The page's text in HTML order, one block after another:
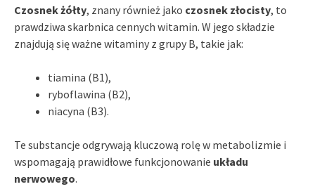
Czosnek żółty, znany również jako czosnek złocisty, to
prawdziwa skarbnica cennych witamin. W jego składzie
znajdują się ważne witaminy z grupy B, takie jak:
tiamina (B1),
ryboflawina (B2),
niacyna (B3).
Te substancje odgrywają kluczową rolę w metabolizmie i
wspomagają prawidłowe funkcjonowanie układu
nerwowego.